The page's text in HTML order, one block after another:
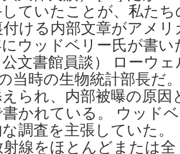
ていたことが、私た
ける内部文章がアメ
にウッドベリー氏が書
文書館員談） ローウ
当時の生物統計部長だ
られ、内部被曝の原
かれている。 ウッド
調査を主張していた。
射線をほとんどまたは